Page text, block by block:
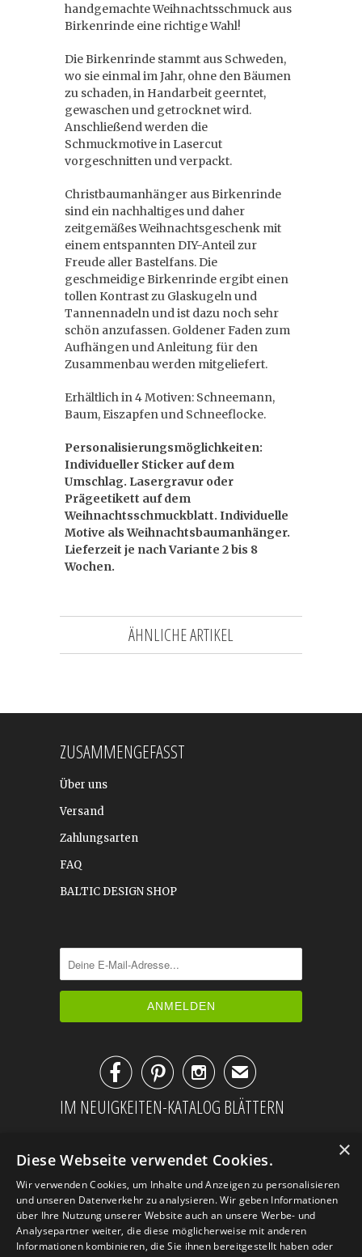
handgemachte Weihnachtsschmuck aus
Birkenrinde eine richtige Wahl!
Die Birkenrinde stammt aus Schweden,
wo sie einmal im Jahr, ohne den Bäumen
zu schaden, in Handarbeit geerntet,
gewaschen und getrocknet wird.
Anschließend werden die
Schmuckmotive in Lasercut
vorgeschnitten und verpackt.
Christbaumanhänger aus Birkenrinde
sind ein nachhaltiges und daher
zeitgemäßes Weihnachtsgeschenk mit
einem entspannten DIY-Anteil zur
Freude aller Bastelfans. Die
geschmeidige Birkenrinde ergibt einen
tollen Kontrast zu Glaskugeln und
Tannennadeln und ist dazu noch sehr
schön anzufassen. Goldener Faden zum
Aufhängen und Anleitung für den
Zusammenbau werden mitgeliefert.
Erhältlich in 4 Motiven: Schneemann,
Baum, Eiszapfen und Schneeflocke.
Personalisierungsmöglichkeiten:
Individueller Sticker auf dem
Umschlag. Lasergravur oder
Prägeetikett auf dem
Weihnachtsschmuckblatt. Individuelle
Motive als Weihnachtsbaumanhänger.
Lieferzeit je nach Variante 2 bis 8
Wochen.
ÄHNLICHE ARTIKEL
ZUSAMMENGEFASST
Über uns
Versand
Zahlungsarten
FAQ
BALTIC DESIGN SHOP
✉
IM NEUIGKEITEN-KATALOG BLÄTTERN
×
Diese Webseite verwendet Cookies.
Wir verwenden Cookies, um Inhalte und Anzeigen zu personalisieren
und unseren Datenverkehr zu analysieren. Wir geben Informationen
über Ihre Nutzung unserer Website auch an unsere Werbe- und
Analysepartner weiter, die diese möglicherweise mit anderen
Informationen kombinieren, die Sie ihnen bereitgestellt haben oder